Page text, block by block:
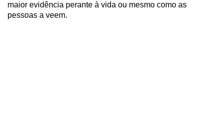
maior evidência perante à vida ou mesmo como as
pessoas a veem.